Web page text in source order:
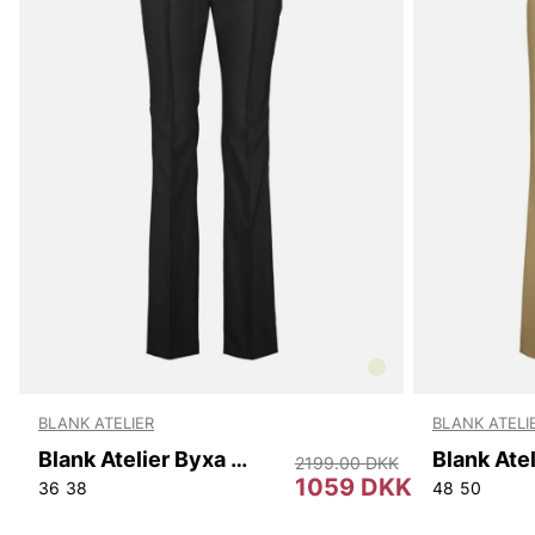
BLANK ATELIER
Blank Atelier Byxa Dam
36 38 1059 DKK
2199.00 DKK
BLANK
48 50